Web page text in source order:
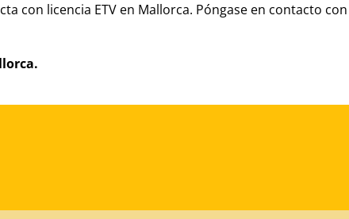
con licencia ETV en Mallorca. Póngase en contacto